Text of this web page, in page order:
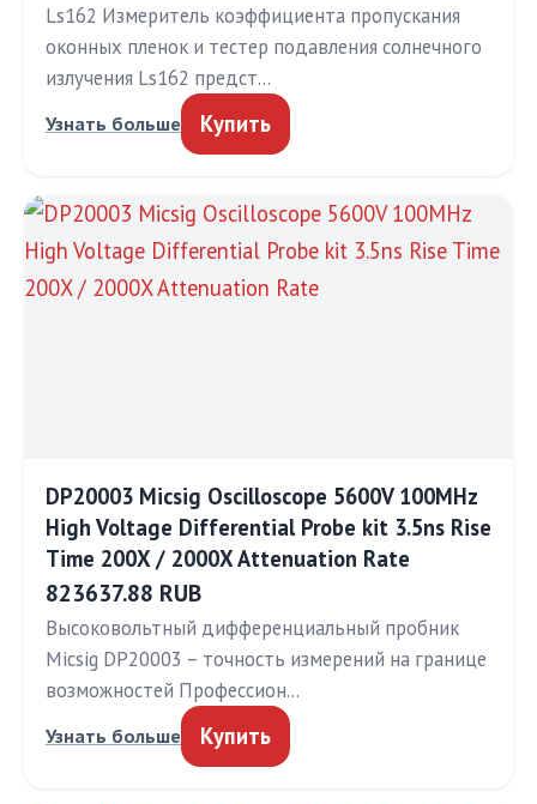
Ls162 Измеритель коэффициента пропускания
оконных пленок и тестер подавления солнечного
излучения Ls162 предст…
Узнать больше Купить
DP20003 Micsig Oscilloscope 5600V 100MHz
High Voltage Differential Probe kit 3.5ns Rise
Time 200X / 2000X Attenuation Rate
823637.88 RUB
Высоковольтный дифференциальный пробник
Micsig DP20003 – точность измерений на границе
возможностей Профессион…
Узнать больше Купить